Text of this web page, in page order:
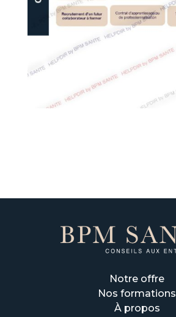
Notre offre
Nos formations
À propos